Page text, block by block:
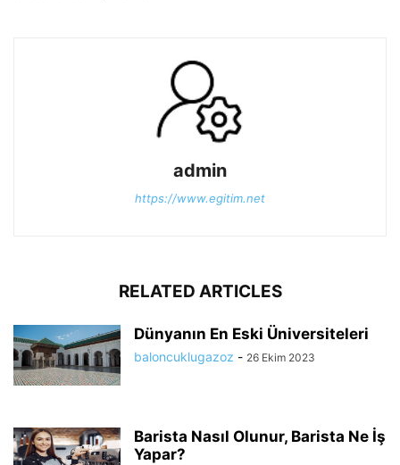
admin
https://www.egitim.net
RELATED ARTICLES
Dünyanın En Eski Üniversiteleri
baloncuklugazoz - 26 Ekim 2023
Barista Nasıl Olunur, Barista Ne İş
Yapar?